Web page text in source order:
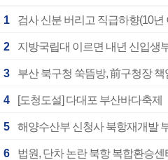
1
2 지방국립대 이르면 내년 신입생
3 부산 북구청 쑥뜸방, 前구청장
4 [도청도설] 다대포 부산바다축제
5 해양수산부 신청사 북항재개발
6 법원, 단차 논란 북항 복합환승